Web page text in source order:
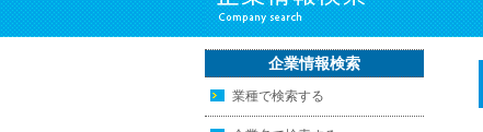
企業情報検索
業種で検索する